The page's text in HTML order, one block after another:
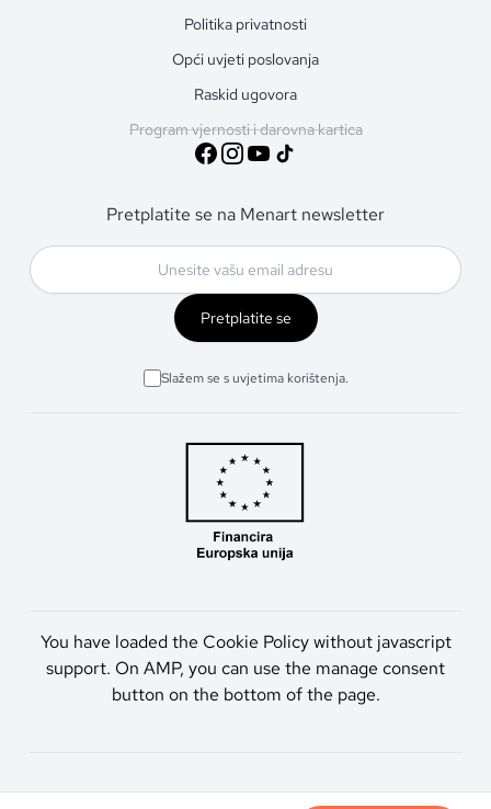
Politika privatnosti
Opći uvjeti poslovanja
Raskid ugovora
Program vjernosti i darovna kartica
Pretplatite se na Menart newsletter
Pretplatite se
Slažem se s uvjetima korištenja.
You have loaded the Cookie Policy without javascript
support. On AMP, you can use the manage consent
button on the bottom of the page.
Artmen d.o.o. © 2026. Sva prava pridržana.